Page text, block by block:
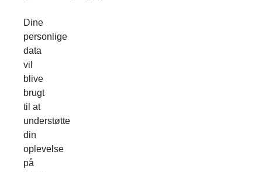
Dine
personlige
data
vil
blive
brugt
til at
understøtte
din
oplevelse
på